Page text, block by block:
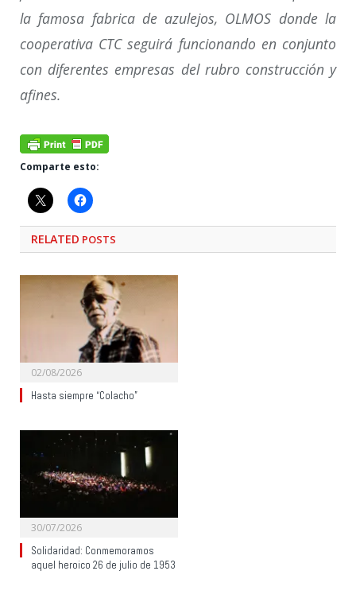
la famosa fabrica de azulejos, OLMOS donde la
cooperativa CTC seguirá funcionando en conjunto
con diferentes empresas del rubro construcción y
afines.
Comparte esto:
RELATED POSTS
02/08/2026
Hasta siempre “Colacho”
30/07/2026
Solidaridad: Conmemoramos
aquel heroico 26 de julio de 1953